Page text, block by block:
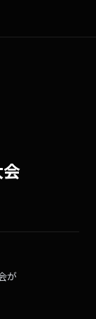
が